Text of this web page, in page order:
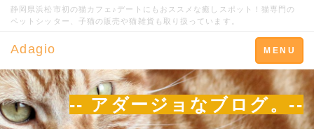
静岡県浜松市初の猫カフェ♪デートにもおススメな癒しスポット！猫専門の
ペットシッター、子猫の販売や猫雑貨も取り扱っています。
Toggle
navigation
MENU
Adagio
-- アダージョなブログ。--